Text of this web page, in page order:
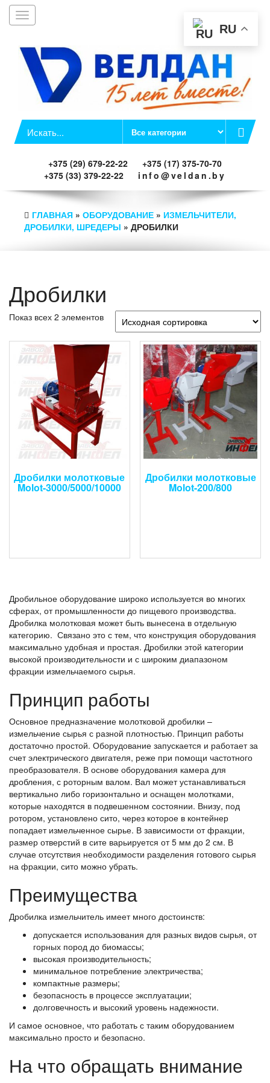
+375 (29) 679-22-22
+375 (17) 375-70-70
+375 (33) 379-22-22
info@veldan.by
Toggle
navigation
ГЛАВНАЯ » ОБОРУДОВАНИЕ » ИЗМЕЛЬЧИТЕЛИ,
ДРОБИЛКИ, ШРЕДЕРЫ » ДРОБИЛКИ
Дробилки
Показ всех 2 элементов
Дробилки молотковые
Molot-3000/5000/10000
Дробилки молотковые
Molot-200/800
Дробильное оборудование широко используется во многих
сферах, от промышленности до пищевого производства.
Дробилка молотковая может быть вынесена в отдельную
категорию. Связано это с тем, что конструкция оборудования
максимально удобная и простая. Дробилки этой категории
высокой производительности и с широким диапазоном
фракции измельчаемого сырья.
Принцип работы
Основное предназначение молотковой дробилки –
измельчение сырья с разной плотностью. Принцип работы
достаточно простой. Оборудование запускается и работает за
счет электрического двигателя, реже при помощи частотного
преобразователя. В основе оборудования камера для
дробления, с роторным валом. Вал может устанавливаться
вертикально либо горизонтально и оснащен молотками,
которые находятся в подвешенном состоянии. Внизу, под
ротором, установлено сито, через которое в контейнер
попадает измельченное сырье. В зависимости от фракции,
размер отверстий в сите варьируется от 5 мм до 2 см. В
случае отсутствия необходимости разделения готового сырья
на фракции, сито можно убрать.
Преимущества
Дробилка измельчитель имеет много достоинств:
допускается использования для разных видов сырья, от
горных пород до биомассы;
высокая производительность;
минимальное потребление электричества;
компактные размеры;
безопасность в процессе эксплуатации;
долговечность и высокий уровень надежности.
И самое основное, что работать с таким оборудованием
максимально просто и безопасно.
На что обращать внимание
RU